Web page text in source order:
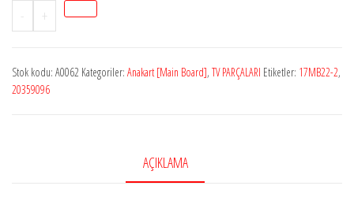
-
StokA0062
17MB22-
20359096
Anakart
+
Stok kodu: A0062 Kategoriler: Anakart [Main Board], TV PARÇALARI Etiketler: 17MB22-2,
20359096
AÇIKLAMA